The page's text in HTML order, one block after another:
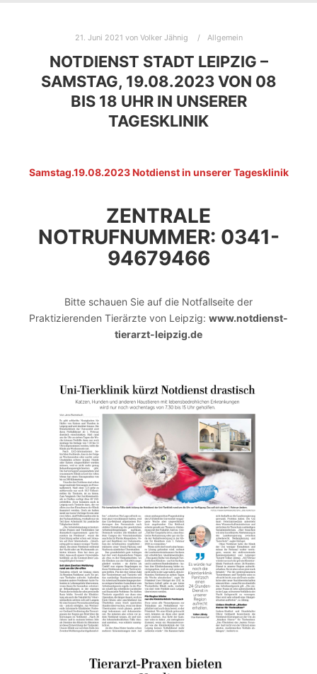
21. Juni 2021 von Volker Jähnig Allgemein
NOTDIENST STADT LEIPZIG –
SAMSTAG, 19.08.2023 VON 08
BIS 18 UHR IN UNSERER
TAGESKLINIK
Samstag.19.08.2023 Notdienst in unserer Tagesklinik
ZENTRALE
NOTRUFNUMMER: 0341-
94679466
Bitte schauen Sie auf die Notfallseite der
Praktizierenden Tierärzte von Leipzig: www.notdienst-
tierarzt-leipzig.de